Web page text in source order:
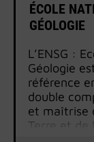
ÉCOLE
GÉOLOGIE
L’ENSG :
Géologie
référence
double
et maîtrise
Terre et de